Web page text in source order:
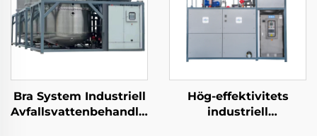
Bra System Industriell
Avfallsvattenbehandlingsmaskin
Hög-effektivitets
industriell